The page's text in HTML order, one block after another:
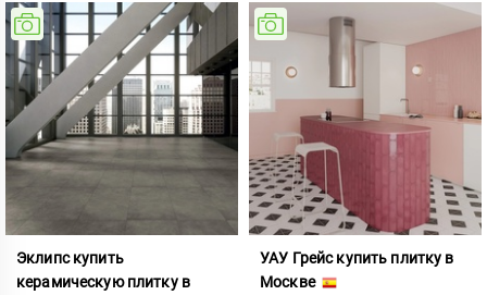
Эклипс купить
керамическую плитку в
УАУ Грейс купить плитку в
Москве